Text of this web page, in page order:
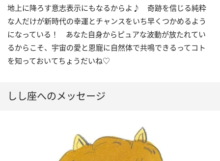
地上に降ろす意志表示にもなるからよ♪ 奇跡を信じる純粋
な人だけが新時代の幸運とチャンスをいち早くつかめるよう
になっている！ あなた自身からピュアな波動が放たれてい
るからこそ、宇宙の愛と恩寵に自然体で共鳴できるってコト
を知っておいてちょうだいね♡
しし座へのメッセージ